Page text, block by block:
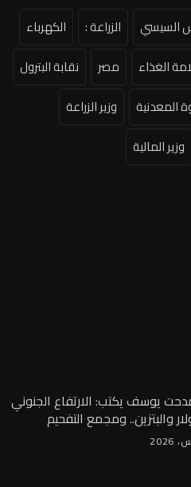
السيسي الزراعة :
الكهرباء
الغذاء مصر
نقابة البترول
المعدنية
وزير الزراعة
وزير المالية
يوسف يكتب: الارتفاع الجنوني
والبتزين.. ومجمع التفحيم
السويس